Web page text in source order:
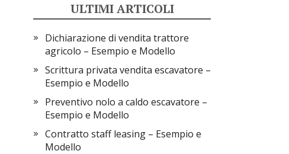
ULTIMI ARTICOLI
Dichiarazione di vendita trattore
agricolo​​ – Esempio e Modello
Scrittura privata vendita escavatore​​ –
Esempio e Modello
Preventivo nolo a caldo escavatore​​ –
Esempio e Modello
Contratto staff leasing​ – Esempio e
Modello